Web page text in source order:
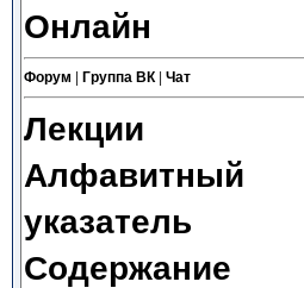
Онлайн
Форум Группа ВК| Чат
Лекции
Алфавитный
указатель
Содержание